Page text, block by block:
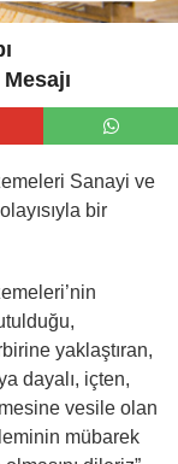
Sanayi ve
bir
yaklaştıran,
dayalı, içten,
vesile olan
mübarek